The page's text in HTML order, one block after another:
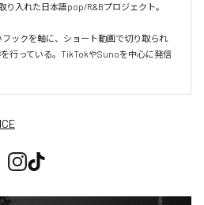
り入れた日本語pop/R&Bプロジェクト。
ックを軸に、ショート動画で切り取られ
行っている。TikTokやSunoを中心に発信